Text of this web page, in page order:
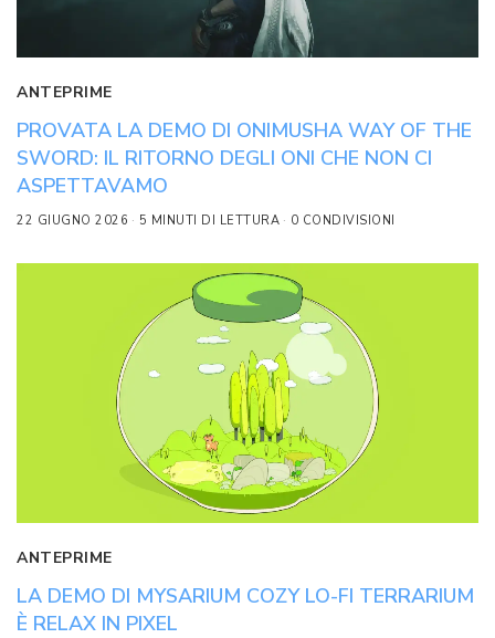
ANTEPRIME
PROVATA LA DEMO DI ONIMUSHA WAY OF THE
SWORD: IL RITORNO DEGLI ONI CHE NON CI
ASPETTAVAMO
22 GIUGNO 2026 5 MINUTI DI LETTURA 0 CONDIVISIONI
ANTEPRIME
LA DEMO DI MYSARIUM COZY LO-FI TERRARIUM
È RELAX IN PIXEL